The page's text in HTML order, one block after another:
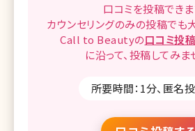
口コミを投稿できま
カウンセリングのみの投稿でも
Call to Beautyの口コミ投
に沿って、 投稿してみま
所要時間：1分、匿名